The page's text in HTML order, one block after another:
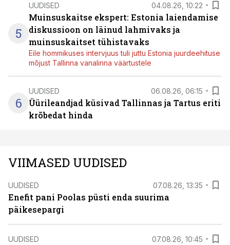
5
UUDISED 04.08.26, 10:22
Muinsuskaitse ekspert: Estonia laiendamise
diskussioon on läinud lahmivaks ja
muinsuskaitset tühistavaks
Eile hommikuses intervjuus tuli juttu Estonia juurdeehituse
mõjust Tallinna vanalinna väärtustele
6
UUDISED 06.08.26, 06:15
Üürileandjad küsivad Tallinnas ja Tartus eriti
krõbedat hinda
VIIMASED UUDISED
UUDISED 07.08.26, 13:35
Enefit pani Poolas püsti enda suurima
päikesepargi
UUDISED 07.08.26, 10:45